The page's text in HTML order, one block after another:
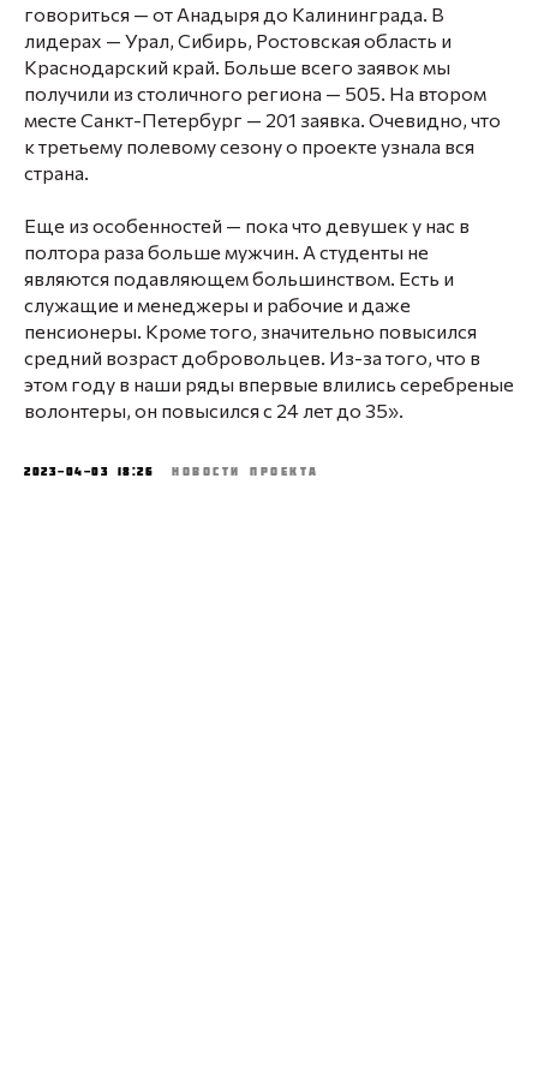
говориться — от Анадыря до Калининграда. В
лидерах — Урал, Сибирь, Ростовская область и
Краснодарский край. Больше всего заявок мы
получили из столичного региона — 505. На втором
месте Санкт-Петербург — 201 заявка. Очевидно, что
к третьему полевому сезону о проекте узнала вся
страна.
Еще из особенностей — пока что девушек у нас в
полтора раза больше мужчин. А студенты не
являются подавляющем большинством. Есть и
служащие и менеджеры и рабочие и даже
пенсионеры. Кроме того, значительно повысился
средний возраст добровольцев. Из-за того, что в
этом году в наши ряды впервые влились серебреные
волонтеры, он повысился с 24 лет до 35».
2023-04-03 18:26 НОВОСТИ ПРОЕКТА